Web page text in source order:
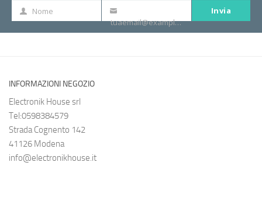
Nome
Nome
tua
tuaemail@example.com
Invia
INFORMAZIONI NEGOZIO
Electronik House srl
Tel:0598384579
Strada Cognento 142
41126 Modena
info@electronikhouse.it